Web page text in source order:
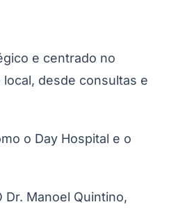
e centrado no
desde consultas e
o Day Hospital e o
Manoel Quintino,